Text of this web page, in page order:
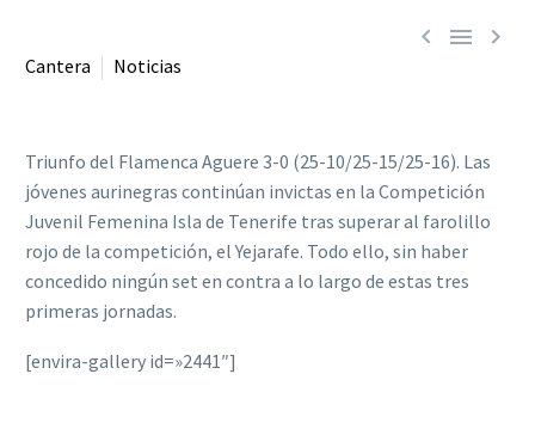
  
Cantera Noticias
Triunfo del Flamenca Aguere 3-0 (25-10/25-15/25-16). Las
jóvenes aurinegras continúan invictas en la Competición
Juvenil Femenina Isla de Tenerife tras superar al farolillo
rojo de la competición, el Yejarafe. Todo ello, sin haber
concedido ningún set en contra a lo largo de estas tres
primeras jornadas.
[envira-gallery id=»2441″]